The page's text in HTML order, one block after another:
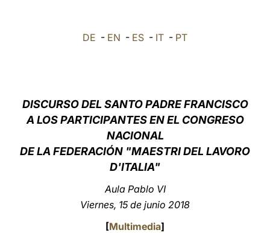
中文
DE - EN - ES - IT - PT
DISCURSO DEL SANTO PADRE FRANCISCO
A LOS PARTICIPANTES EN EL CONGRESO
NACIONAL
DE LA FEDERACIÓN "MAESTRI DEL LAVORO
D'ITALIA"
Aula Pablo VI
Viernes, 15 de junio 2018
[Multimedia]